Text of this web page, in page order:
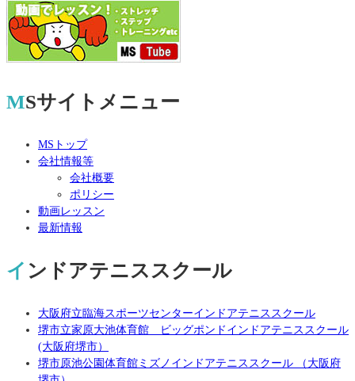
MSサイトメニュー
MSトップ
会社情報等
会社概要
ポリシー
動画レッスン
最新情報
インドアテニススクール
大阪府立臨海スポーツセンターインドアテニススクール
堺市立家原大池体育館 ビッグポンドインドアテニススクール
(大阪府堺市）
堺市原池公園体育館ミズノインドアテニススクール （大阪府